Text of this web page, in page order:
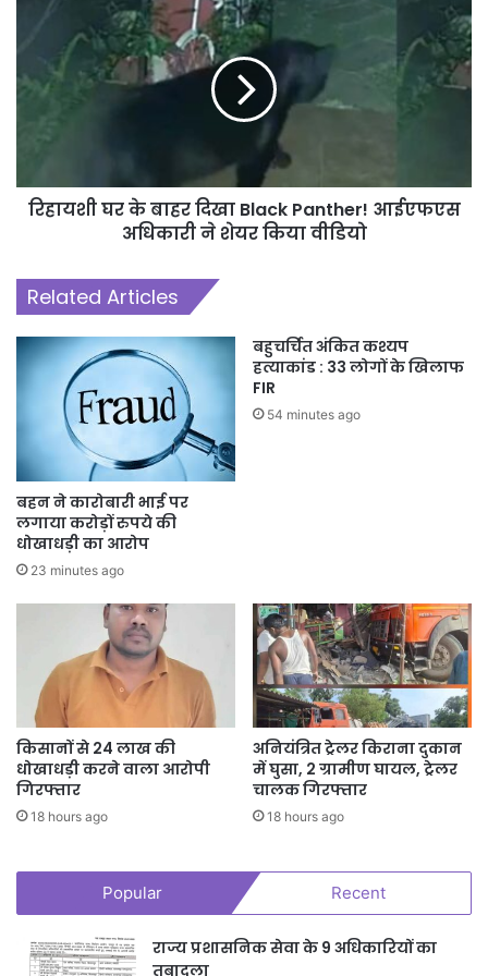
रिहायशी घर के बाहर दिखा Black Panther! आईएफएस
अधिकारी ने शेयर किया वीडियो
Related Articles
बहन ने कारोबारी भाई पर
लगाया करोड़ों रुपये की
धोखाधड़ी का आरोप
23 minutes ago
बहुचर्चित अंकित कश्यप
हत्याकांड : 33 लोगों के खिलाफ
FIR
54 minutes ago
किसानों से 24 लाख की
धोखाधड़ी करने वाला आरोपी
गिरफ्तार
18 hours ago
अनियंत्रित ट्रेलर किराना दुकान
में घुसा, 2 ग्रामीण घायल, ट्रेलर
चालक गिरफ्तार
18 hours ago
Popular Recent
राज्य प्रशासनिक सेवा के 9 अधिकारियों का
तबादला